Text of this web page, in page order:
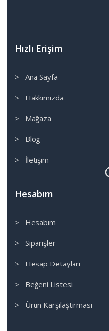
Hızlı Erişim
> Ana Sayfa
> Hakkımızda
> Mağaza
> Blog
> İletişim
Hesabım
> Hesabım
> Siparişler
> Hesap Detayları
> Beğeni Listesi
> Ürün Karşılaştırması